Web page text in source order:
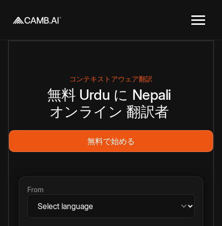
コンテキストアウェア翻訳
無料 Urdu に Nepali
オンライン 翻訳者
無料で始める
From